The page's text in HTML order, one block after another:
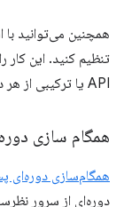
همچنین می‌توانید با
API یا ترکیبی از هر دو انجام دهید.
همگام سازی
همگام‌سازی دوره‌ای
دوره‌ای از سرور